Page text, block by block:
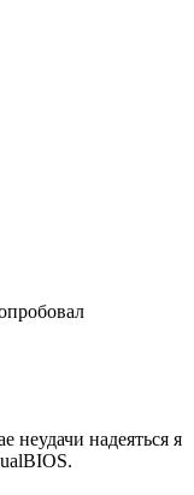
неудачи надеяться я